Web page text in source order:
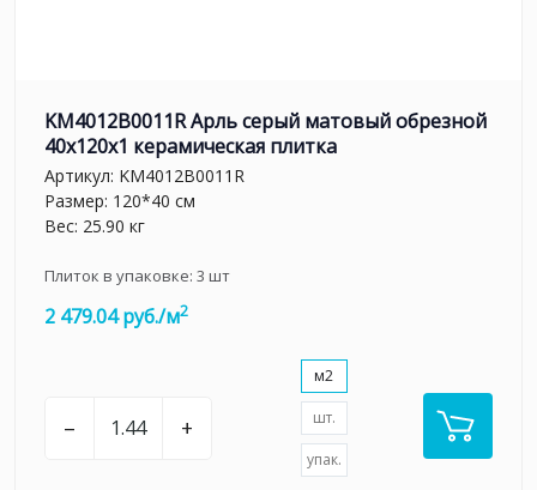
KM4012B0011R Арль серый матовый обрезной
40x120x1 керамическая плитка
Артикул: KM4012B0011R
Размер: 120*40 см
Вес: 25.90 кг
Плиток в упаковке: 3 шт
2 479.04 руб./м2
– +
м2
шт.
упак.